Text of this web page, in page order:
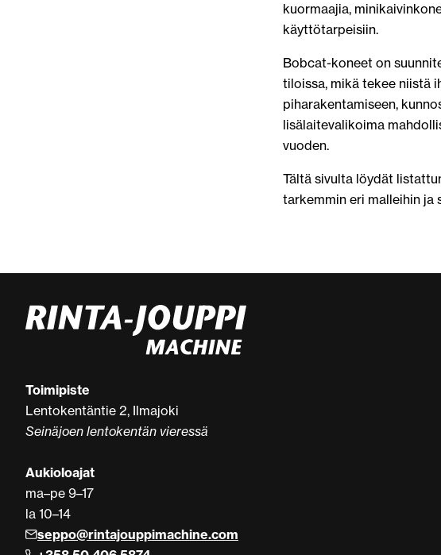
kuormaajia,
käyttötarpeisiin.
Bobcat-koneet on
tiloissa, mikä tekee niistä
piharakentamiseen,
lisälaitevalikoima
vuoden.
Tältä sivulta löydät
tarkemmin eri malleihin
Toimipiste
Lentokentäntie 2, Ilmajoki
Seinäjoen lentokentän vieressä
Aukioloajat
ma–pe 9–17
la 10–14
seppo@rintajouppimachine.com